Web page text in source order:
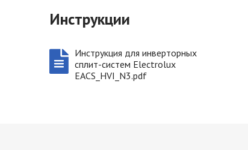
Инструкции
Инструкция для инверторных
сплит-систем Electrolux
EACS_HVI_N3.pdf